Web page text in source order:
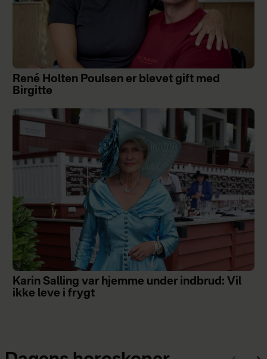
René Holten Poulsen er blevet gift med
Birgitte
Karin Salling var hjemme under indbrud: Vil
ikke leve i frygt